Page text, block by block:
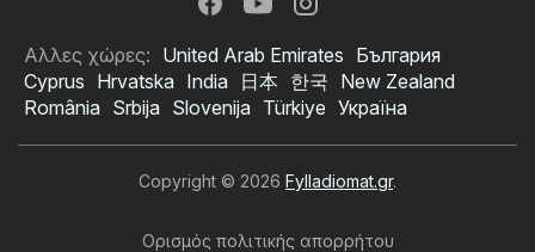
Αλλες χώρες: United Arab Emirates България
Cyprus Hrvatska India 日本 한국 New Zealand
România Srbija Slovenija Türkiye Україна
Copyright © 2026 Fylladiomat.gr.
Ορισμός πολιτικής απορρήτου